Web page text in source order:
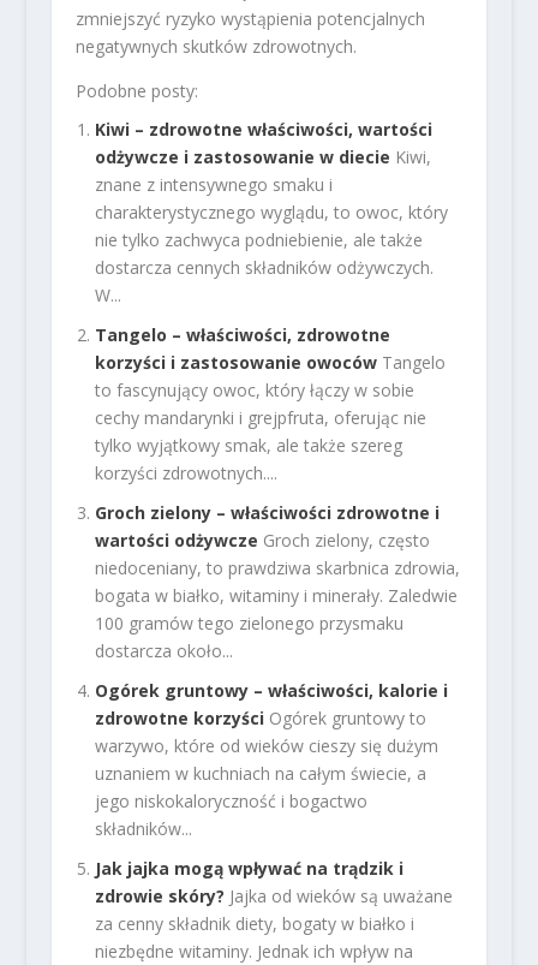
zmniejszyć ryzyko wystąpienia potencjalnych
negatywnych skutków zdrowotnych.
Podobne posty:
Kiwi – zdrowotne właściwości, wartości
odżywcze i zastosowanie w diecie Kiwi,
znane z intensywnego smaku i
charakterystycznego wyglądu, to owoc, który
nie tylko zachwyca podniebienie, ale także
dostarcza cennych składników odżywczych.
W...
Tangelo – właściwości, zdrowotne
korzyści i zastosowanie owoców Tangelo
to fascynujący owoc, który łączy w sobie
cechy mandarynki i grejpfruta, oferując nie
tylko wyjątkowy smak, ale także szereg
korzyści zdrowotnych....
Groch zielony – właściwości zdrowotne i
wartości odżywcze Groch zielony, często
niedoceniany, to prawdziwa skarbnica zdrowia,
bogata w białko, witaminy i minerały. Zaledwie
100 gramów tego zielonego przysmaku
dostarcza około...
Ogórek gruntowy – właściwości, kalorie i
zdrowotne korzyści Ogórek gruntowy to
warzywo, które od wieków cieszy się dużym
uznaniem w kuchniach na całym świecie, a
jego niskokaloryczność i bogactwo
składników...
Jak jajka mogą wpływać na trądzik i
zdrowie skóry? Jajka od wieków są uważane
za cenny składnik diety, bogaty w białko i
niezbędne witaminy. Jednak ich wpływ na